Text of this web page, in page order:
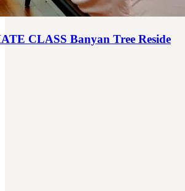
CLASS Banyan Tree Reside